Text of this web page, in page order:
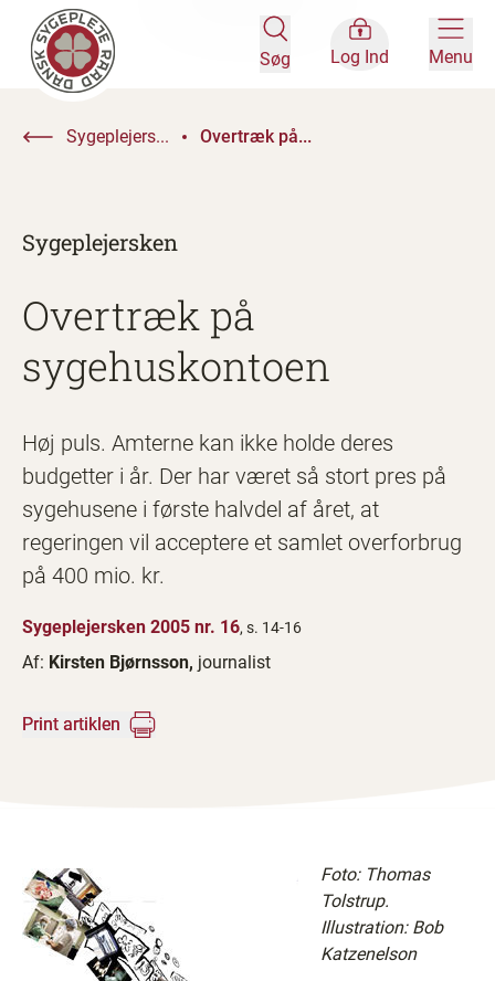
Søg Log Ind Menu
Sygeplejers... Overtræk på...
Sygeplejersken
Overtræk på
sygehuskontoen
Høj puls. Amterne kan ikke holde deres
budgetter i år. Der har været så stort pres på
sygehusene i første halvdel af året, at
regeringen vil acceptere et samlet overforbrug
på 400 mio. kr.
Sygeplejersken 2005 nr. 16, s. 14-16
Af: Kirsten Bjørnsson, journalist
Print artiklen
Foto: Thomas
Tolstrup.
Illustration: Bob
Katzenelson